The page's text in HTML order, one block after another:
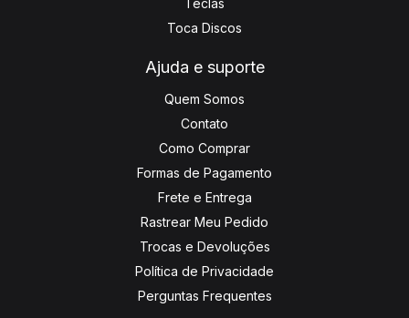
Teclas
Toca Discos
Ajuda e suporte
Quem Somos
Contato
Como Comprar
Formas de Pagamento
Frete e Entrega
Rastrear Meu Pedido
Trocas e Devoluções
Política de Privacidade
Perguntas Frequentes